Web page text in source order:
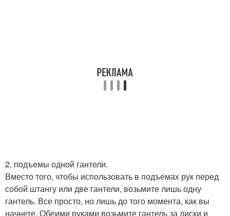
2. подъемы одной гантели.
Вместо того, чтобы использовать в подъемах рук перед
собой штангу или две гантели, возьмите лишь одну
гантель. Все просто, но лишь до того момента, как вы
начнете. Обеими руками возьмите гантель за диски и